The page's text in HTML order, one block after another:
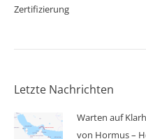
Zertifizierung
Letzte Nachrichten
Warten auf
von Hormus –